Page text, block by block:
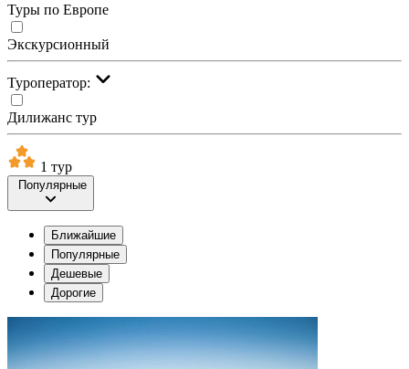
Туры по Европе
Экскурсионный
Туроператор:
Дилижанс тур
1 тур
Популярные
Ближайшие
Популярные
Дешевые
Дорогие